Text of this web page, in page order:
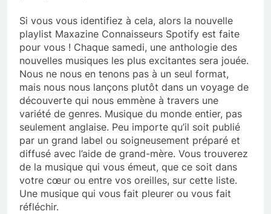
Si vous vous identifiez à cela, alors la nouvelle
playlist Maxazine Connaisseurs Spotify est faite
pour vous ! Chaque samedi, une anthologie des
nouvelles musiques les plus excitantes sera jouée.
Nous ne nous en tenons pas à un seul format,
mais nous nous lançons plutôt dans un voyage de
découverte qui nous emmène à travers une
variété de genres. Musique du monde entier, pas
seulement anglaise. Peu importe qu’il soit publié
par un grand label ou soigneusement préparé et
diffusé avec l’aide de grand-mère. Vous trouverez
de la musique qui vous émeut, que ce soit dans
votre cœur ou entre vos oreilles, sur cette liste.
Une musique qui vous fait pleurer ou vous fait
réfléchir.